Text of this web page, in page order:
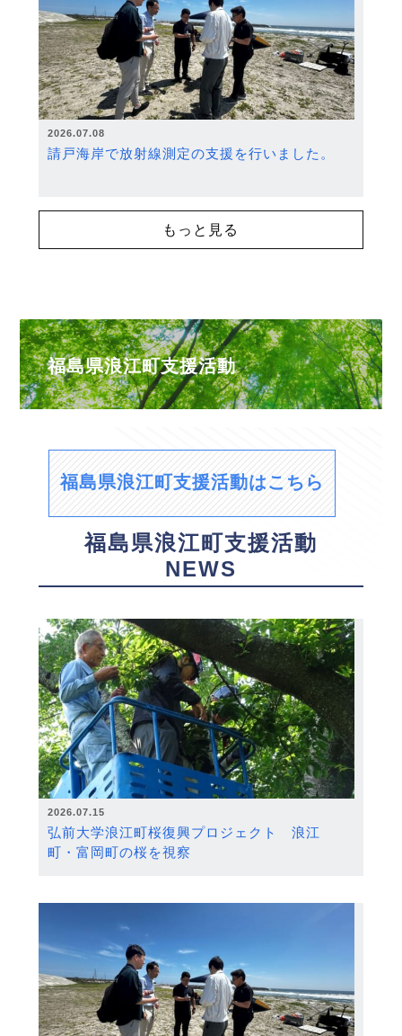
2026.07.08
請戸海岸で放射線測定の支援を行いました。
もっと見る
福島県浪江町支援活動
福島県浪江町支援活動はこちら
福島県浪江町支援活動
NEWS
2026.07.15
弘前大学浪江町桜復興プロジェクト 浪江
町・富岡町の桜を視察